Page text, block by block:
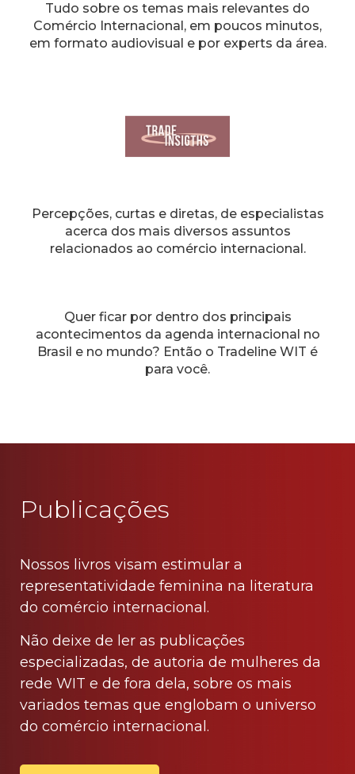
Tudo sobre os temas mais relevantes do
Comércio Internacional, em poucos minutos,
em formato audiovisual e por experts da área.
Percepções, curtas e diretas, de especialistas
acerca dos mais diversos assuntos
relacionados ao comércio internacional.
Quer ficar por dentro dos principais
acontecimentos da agenda internacional no
Brasil e no mundo? Então o Tradeline WIT é
para você.
Publicações
Nossos livros visam estimular a
representatividade feminina na literatura
do comércio internacional.
Não deixe de ler as publicações
especializadas, de autoria de mulheres da
rede WIT e de fora dela, sobre os mais
variados temas que englobam o universo
do comércio internacional.